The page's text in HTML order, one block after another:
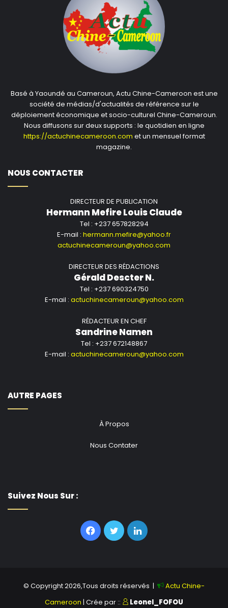
Basé à Yaoundé au Cameroun, Actu Chine-Cameroon est une
société de médias/d'actualités de référence sur le
déploiement économique et socio-culturel Chine-Cameroun.
Nous diffusons sur deux supports : le quotidien en ligne
https://actuchinecameroon.com et un mensuel format
magazine.
NOUS CONTACTER
DIRECTEUR DE PUBLICATION
Hermann Mefire Louis Claude
Tel : +237 657828294
E-mail : hermann.mefire@yahoo.fr
actuchinecameroun@yahoo.com
DIRECTEUR DES RÉDACTIONS
Gérald Descter N.
Tel : +237 690324750
E-mail : actuchinecameroun@yahoo.com
RÉDACTEUR EN CHEF
Sandrine Namen
Tel : +237 672148867
E-mail : actuchinecameroun@yahoo.com
AUTRE PAGES
À Propos
Nous Contater
Suivez Nous Sur :
Facebook
TwitterLinkedin
© Copyright 2026,Tous droits réservés |
Actu Chine-
Cameroon | Crée par :: Leonel_FOFOU